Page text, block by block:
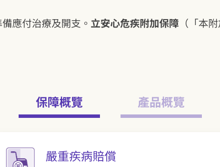
應付治療及開支。 立安心危疾附加保障 （「本
保障概覽 產品概覽
嚴重疾病賠償